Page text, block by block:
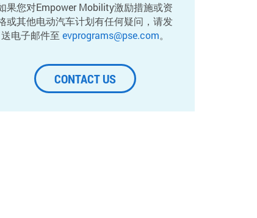
果您对Empower Mobility激励措施或资
或其他电动汽车计划有任何疑问，请发
送电子邮件至 evprograms@pse.com。
CONTACT US